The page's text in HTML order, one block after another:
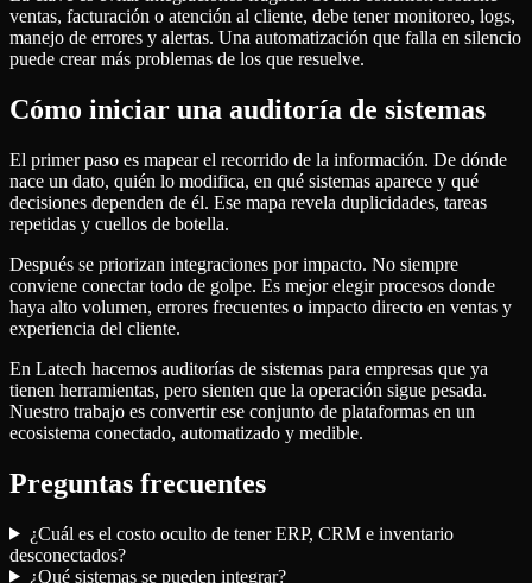
ventas, facturación o atención al cliente, debe tener monitoreo, logs,
manejo de errores y alertas. Una automatización que falla en silencio
puede crear más problemas de los que resuelve.
Cómo iniciar una auditoría de sistemas
El primer paso es mapear el recorrido de la información. De dónde
nace un dato, quién lo modifica, en qué sistemas aparece y qué
decisiones dependen de él. Ese mapa revela duplicidades, tareas
repetidas y cuellos de botella.
Después se priorizan integraciones por impacto. No siempre
conviene conectar todo de golpe. Es mejor elegir procesos donde
haya alto volumen, errores frecuentes o impacto directo en ventas y
experiencia del cliente.
En Latech hacemos auditorías de sistemas para empresas que ya
tienen herramientas, pero sienten que la operación sigue pesada.
Nuestro trabajo es convertir ese conjunto de plataformas en un
ecosistema conectado, automatizado y medible.
Preguntas frecuentes
¿Cuál es el costo oculto de tener ERP, CRM e inventario
desconectados?
¿Qué sistemas se pueden integrar?